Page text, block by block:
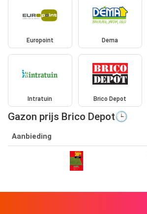
Europoint Dema
Intratuin Brico Depot
Gazon prijs Brico Depot🕒
Aanbieding